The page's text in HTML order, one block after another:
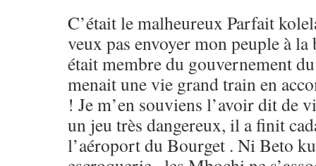
C’était le malheureux Parfait
veux pas envoyer mon peuple à
était membre du gouvernement
menait une vie grand train en
! Je m’en souviens l’avoir dit de
un jeu très dangereux, il a finit
l’aéroport du Bourget . Ni Beto